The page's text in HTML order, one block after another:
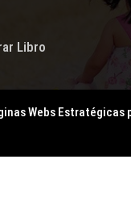
Libro
Webs Estratégicas